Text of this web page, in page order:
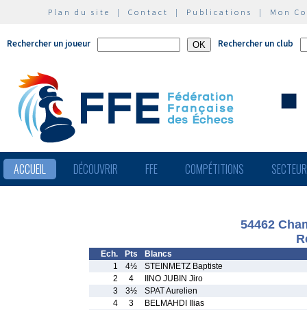
Plan du site | Contact | Publications | Mon
Rechercher un joueur Rechercher un club
ACCUEIL DÉCOUVRIR FFE COMPÉTITIONS
54462
Ech. Pts
Blancs
1
4½
STEINMETZ Baptiste
2
4
IINO JUBIN Jiro
3
3½
SPAT Aurelien
4
3
BELMAHDI Ilias